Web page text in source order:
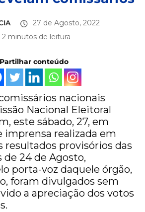
27 de Agosto, 2022
2 minutos de leitura
Partilhar conteúdo
nacionais
Nacional Eleitoral
este sábado, 27, em
imprensa realizada em
resultados provisórios das
de 24 de Agosto,
porta-voz daquele órgão,
foram divulgados sem
a apreciação dos votos